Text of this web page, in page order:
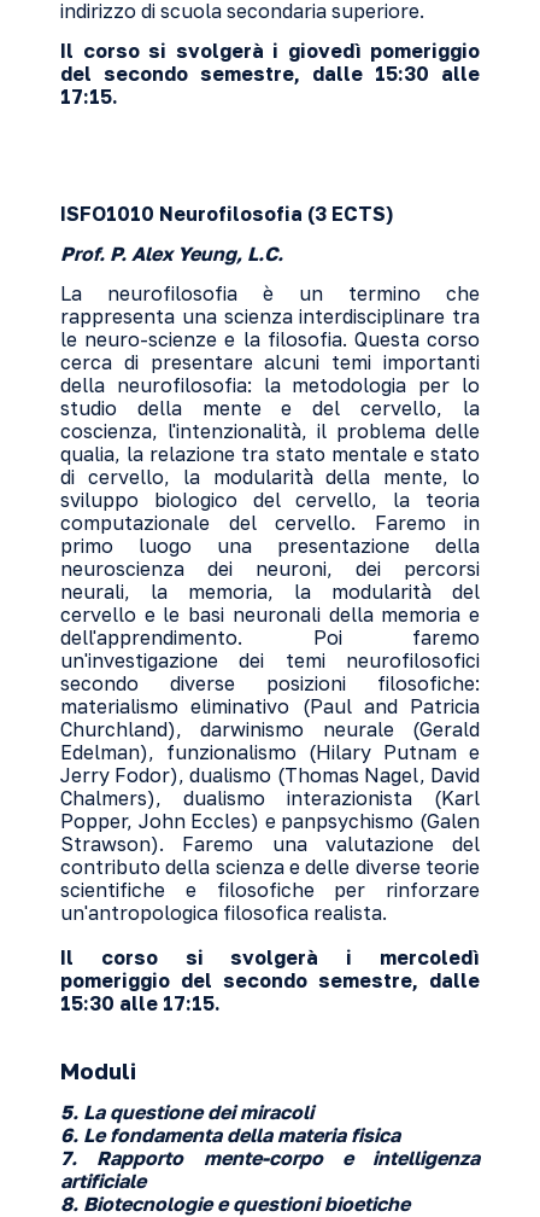
indirizzo di scuola secondaria superiore.
Il corso si svolgerà i giovedì pomeriggio
del secondo semestre, dalle 15:30 alle
17:15.
ISFO1010 Neurofilosofia (3 ECTS)
Prof. P. Alex Yeung, L.C.
La neurofilosofia è un termino che
rappresenta una scienza interdisciplinare tra
le neuro-scienze e la filosofia. Questa corso
cerca di presentare alcuni temi importanti
della neurofilosofia: la metodologia per lo
studio della mente e del cervello, la
coscienza, l'intenzionalità, il problema delle
qualia, la relazione tra stato mentale e stato
di cervello, la modularità della mente, lo
sviluppo biologico del cervello, la teoria
computazionale del cervello. Faremo in
primo luogo una presentazione della
neuroscienza dei neuroni, dei percorsi
neurali, la memoria, la modularità del
cervello e le basi neuronali della memoria e
dell'apprendimento. Poi faremo
un'investigazione dei temi neurofilosofici
secondo diverse posizioni filosofiche:
materialismo eliminativo (Paul and Patricia
Churchland), darwinismo neurale (Gerald
Edelman), funzionalismo (Hilary Putnam e
Jerry Fodor), dualismo (Thomas Nagel, David
Chalmers), dualismo interazionista (Karl
Popper, John Eccles) e panpsychismo (Galen
Strawson). Faremo una valutazione del
contributo della scienza e delle diverse teorie
scientifiche e filosofiche per rinforzare
un'antropologica filosofica realista.
Il corso si svolgerà i mercoledì
pomeriggio del secondo semestre, dalle
15:30 alle 17:15.
Moduli
5. La questione dei miracoli
6. Le fondamenta della materia fisica
7. Rapporto mente-corpo e intelligenza
artificiale
8. Biotecnologie e questioni bioetiche